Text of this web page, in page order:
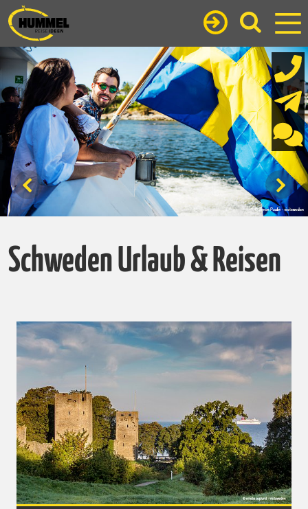
Schweden Urlaub & Reisen